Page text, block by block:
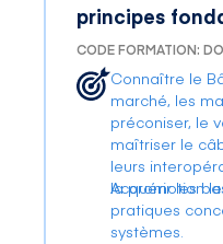
principes
CODE FORMATION:
Connaître le
marché, les
préconiser, le
maîtriser le
leurs
la promotion
Acquérir les
pratiques
systèmes.